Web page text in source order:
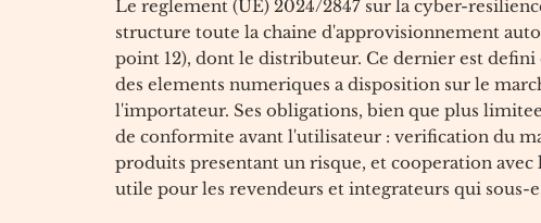
Le reglement (UE) 2024/2847 sur la cyber-
structure toute la chaine d'approvisionnement
point 12), dont le distributeur. Ce dernier est
des elements numeriques a disposition sur le
l'importateur. Ses obligations, bien que plus
de conformite avant l'utilisateur : verification du
produits presentant un risque, et cooperation
utile pour les revendeurs et integrateurs qui sous-